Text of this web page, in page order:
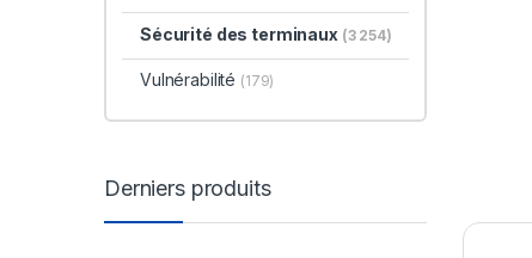
Sécurité des terminaux (3 254)
Vulnérabilité (179)
Derniers produits